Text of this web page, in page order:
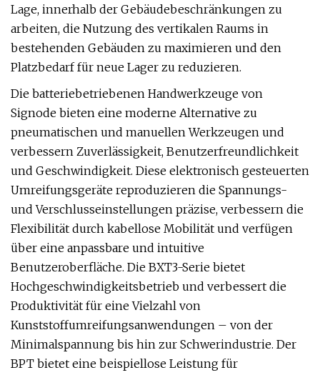
Lage, innerhalb der Gebäudebeschränkungen zu
arbeiten, die Nutzung des vertikalen Raums in
bestehenden Gebäuden zu maximieren und den
Platzbedarf für neue Lager zu reduzieren.
Die batteriebetriebenen Handwerkzeuge von
Signode bieten eine moderne Alternative zu
pneumatischen und manuellen Werkzeugen und
verbessern Zuverlässigkeit, Benutzerfreundlichkeit
und Geschwindigkeit. Diese elektronisch gesteuerten
Umreifungsgeräte reproduzieren die Spannungs-
und Verschlusseinstellungen präzise, ​​verbessern die
Flexibilität durch kabellose Mobilität und verfügen
über eine anpassbare und intuitive
Benutzeroberfläche. Die BXT3-Serie bietet
Hochgeschwindigkeitsbetrieb und verbessert die
Produktivität für eine Vielzahl von
Kunststoffumreifungsanwendungen – von der
Minimalspannung bis hin zur Schwerindustrie. Der
BPT bietet eine beispiellose Leistung für